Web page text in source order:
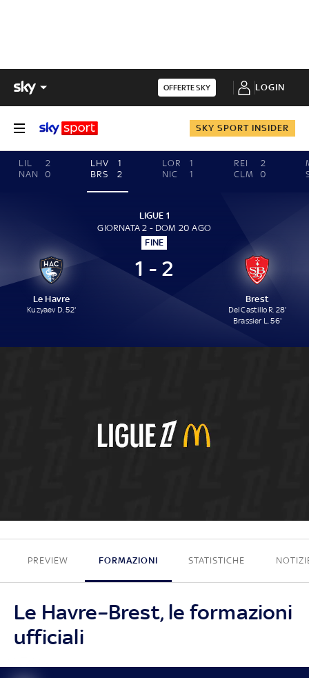
OFFERTE SKY LOGIN
SKY SPORT INSIDER
LIL
2
NAN
0
LHV
1
BRS
2
LOR
1
NIC
1
REI
2
CLM
0
LIGUE 1
GIORNATA 2 - DOM 20 AGO
FINE
Le Havre
Kuzyaev D. 52'
1 - 2
Brest
Del Castillo R. 28'
Brassier L. 56'
1 - 2
PREVIEW FORMAZIONI STATISTICHE
Le Havre–Brest, le formazioni
ufficiali